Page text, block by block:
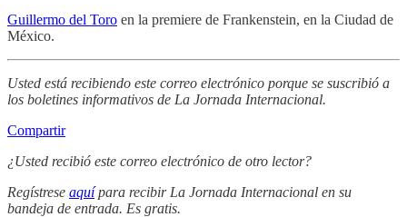
Guillermo del Toro en la premiere de Frankenstein, en la Ciudad de
México.
Usted está recibiendo este correo electrónico porque se suscribió a
los boletines informativos de La Jornada Internacional.
Compartir
¿Usted recibió este correo electrónico de otro lector?
Regístrese aquípara recibir La Jornada Internacional en su
bandeja de entrada. Es gratis.